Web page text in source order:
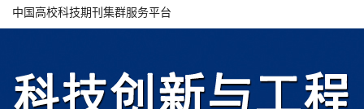
中国高校科技期刊集群服务平台